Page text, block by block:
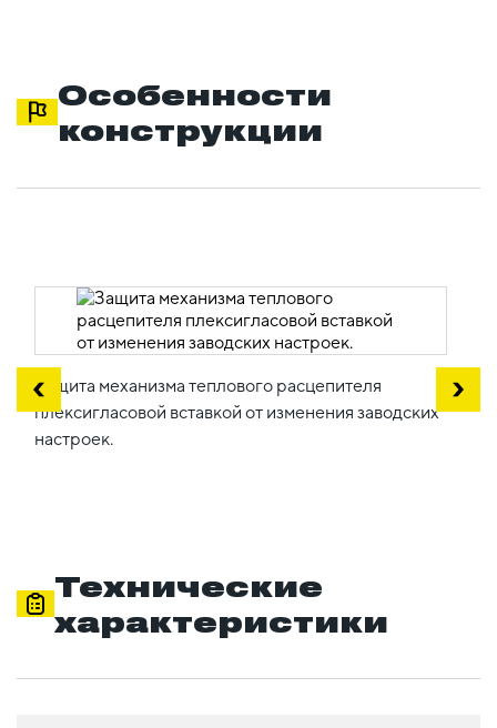
Особенности
конструкции
Защита механизма теплового расцепителя
плексигласовой вставкой от изменения заводских
настроек.
Технические
характеристики